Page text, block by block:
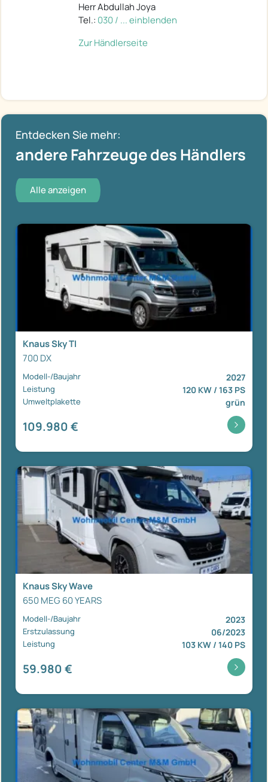
Herr Abdullah Joya
Tel.: 030 / ... einblenden
Zur Händlerseite
Entdecken Sie mehr:
andere Fahrzeuge des Händlers
Alle anzeigen
Knaus Sky TI
700 DX
Modell-/Baujahr 2027
Leistung 120 KW / 163 PS
Umweltplakette grün
109.980 €
Knaus Sky Wave
650 MEG 60 YEARS
Modell-/Baujahr 2023
Erstzulassung 06/2023
Leistung 103 KW / 140 PS
59.980 €